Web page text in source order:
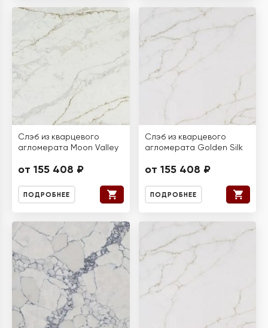
Слэб из кварцевого
агломерата Moon Valley
от 155 408 ₽
ПОДРОБНЕЕ
Слэб из кварцевого
агломерата Golden Silk
от 155 408 ₽
ПОДРОБНЕЕ